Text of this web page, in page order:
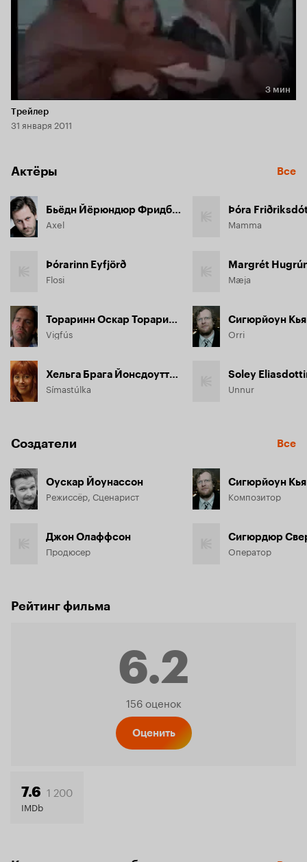
Длительность 3 мин
3 мин
Трейлер
31 января 2011
Актёры Все
Бьёдн Йёрюндюр Фридбьёднссон
Axel
Þórarinn Eyfjörð
Flosi
Тораринн Оскар Тораринссон
Vigfús
Хельга Брага Йонсдоуттир
Símastúlka
Þóra
Mamma
Mæja
Сигюрйоун
Orri
Soley
Unnur
Создатели Все
Оускар Йоунассон
Режиссёр, Сценарист
Джон Олаффсон
Продюсер
Сигюрйоун
Композитор
Оператор
Рейтинг фильма
6.2
Рейтинг
156 оценок
Оценить
7.6 1 200
IMDb